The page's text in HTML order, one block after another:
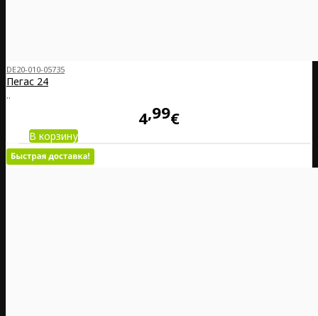
DE20-010-05735
Пегас 24
..
4 99€
В корзину